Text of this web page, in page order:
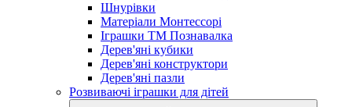
Шнурівки
Матеріали Монтессорі
Іграшки ТМ Познавалка
Дерев'яні кубики
Дерев'яні конструктори
Дерев'яні пазли
Розвиваючі іграшки для дітей